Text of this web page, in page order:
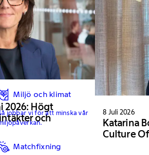
Miljö och klimat
jobbar vi för att minska vår
Matchfixning
2026: Högt
och
8 Juli 2026
Katarina
Culture